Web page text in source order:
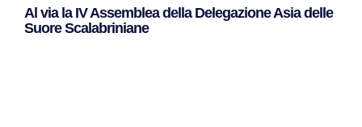
Al via la IV Assemblea della Delegazione Asia delle
Suore Scalabriniane